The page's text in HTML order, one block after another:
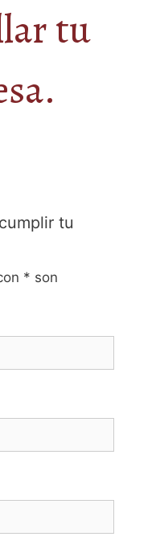
tu
tu
* son